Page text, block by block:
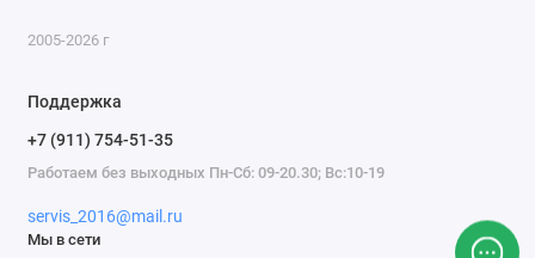
2005-2026 г
Поддержка
+7 (911) 754-51-35
Работаем без выходных Пн-Сб: 09-20.30; Вс:10-19
servis_2016@mail.ru
Мы в сети